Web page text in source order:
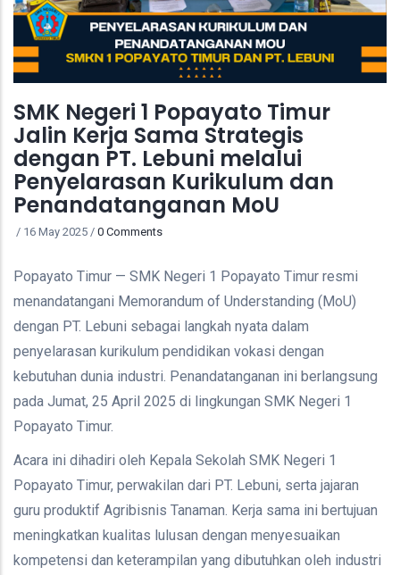
SMK Negeri 1 Popayato Timur
Jalin Kerja Sama Strategis
dengan PT. Lebuni melalui
Penyelarasan Kurikulum dan
Penandatanganan MoU
/ 16 May 2025 / 0 Comments
Popayato Timur — SMK Negeri 1 Popayato Timur resmi
menandatangani Memorandum of Understanding (MoU)
dengan PT. Lebuni sebagai langkah nyata dalam
penyelarasan kurikulum pendidikan vokasi dengan
kebutuhan dunia industri. Penandatanganan ini berlangsung
pada Jumat, 25 April 2025 di lingkungan SMK Negeri 1
Popayato Timur.
Acara ini dihadiri oleh Kepala Sekolah SMK Negeri 1
Popayato Timur, perwakilan dari PT. Lebuni, serta jajaran
guru produktif Agribisnis Tanaman. Kerja sama ini bertujuan
meningkatkan kualitas lulusan dengan menyesuaikan
kompetensi dan keterampilan yang dibutuhkan oleh industri